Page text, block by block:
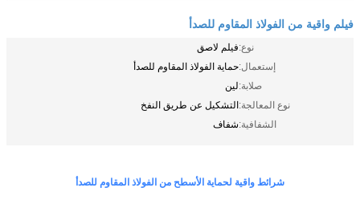
فيلم واقية من الفولاذ المقاوم للصدأ
نوع:فيلم لاصق
إستعمال:حماية الفولاذ المقاوم للصدأ
صلابة:لين
نوع المعالجة:التشكيل عن طريق النفخ
الشفافية:شفاف
شرائط واقية لحماية الأسطح من الفولاذ المقاوم للصدأ